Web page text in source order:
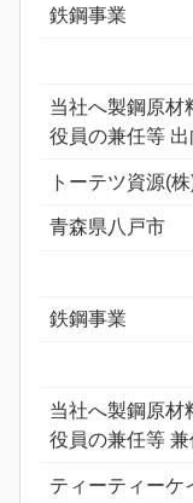
鉄鋼事業
当社へ製鋼原材
役員の兼任等
トーテツ資源(
青森県八戸市
鉄鋼事業
当社へ製鋼原材
役員の兼任等
ティーティーケ